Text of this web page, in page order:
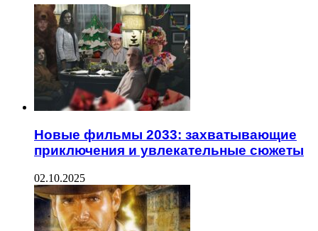
Новые фильмы 2033: захватывающие
приключения и увлекательные сюжеты
02.10.2025